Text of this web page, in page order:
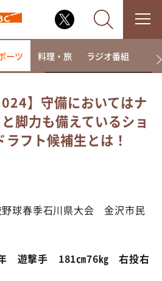
るTV
・・・
ラエティ！～ やすとものいたっ
プ
福井アナ「なんでやねん！？」
ーツ 料理・旅 ラジオ番組 そ
】守備においてはナ
脚力も備えているショ
フト候補生とは！
球春季石川県大会 金沢市民
遊撃手 181㎝76㎏ 右投右